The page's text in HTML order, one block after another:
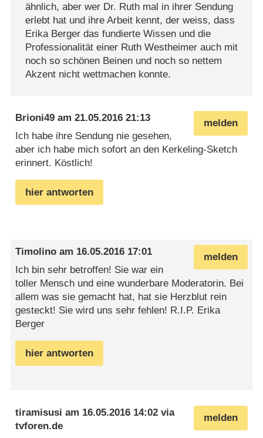
ähnlich, aber wer Dr. Ruth mal in ihrer Sendung
erlebt hat und ihre Arbeit kennt, der weiss, dass
Erika Berger das fundierte Wissen und die
Professionalität einer Ruth Westheimer auch mit
noch so schönen Beinen und noch so nettem
Akzent nicht wettmachen konnte.
melden
Brioni49 am21.05.2016 21:13
Ich habe ihre Sendung nie gesehen,
aber ich habe mich sofort an den Kerkeling-Sketch
erinnert. Köstlich!
hier antworten
melden
Timolino am 16.05.2016 17:01
Ich bin sehr betroffen! Sie war ein
toller Mensch und eine wunderbare Moderatorin. Bei
allem was sie gemacht hat, hat sie Herzblut rein
gesteckt! Sie wird uns sehr fehlen! R.I.P. Erika
Berger
hier antworten
melden
tiramisusi am 16.05.2016 14:02 via
tvforen.de